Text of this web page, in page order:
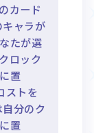
カード
ャラが
たが選
ロック
置
ストを
分のク
置